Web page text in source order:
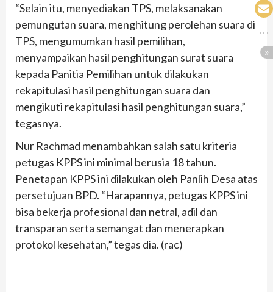
“Selain itu, menyediakan TPS, melaksanakan
pemungutan suara, menghitung perolehan suara di
TPS, mengumumkan hasil pemilihan,
menyampaikan hasil penghitungan surat suara
kepada Panitia Pemilihan untuk dilakukan
rekapitulasi hasil penghitungan suara dan
mengikuti rekapitulasi hasil penghitungan suara,”
tegasnya.
Nur Rachmad menambahkan salah satu kriteria
petugas KPPS ini minimal berusia 18 tahun.
Penetapan KPPS ini dilakukan oleh Panlih Desa atas
persetujuan BPD. “Harapannya, petugas KPPS ini
bisa bekerja profesional dan netral, adil dan
transparan serta semangat dan menerapkan
protokol kesehatan,” tegas dia. (rac)